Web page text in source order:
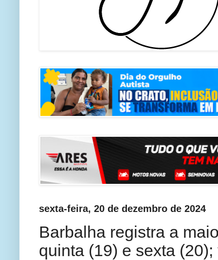
sexta-feira, 20 de dezembro de 2024
Barbalha registra a
quinta (19) e sexta